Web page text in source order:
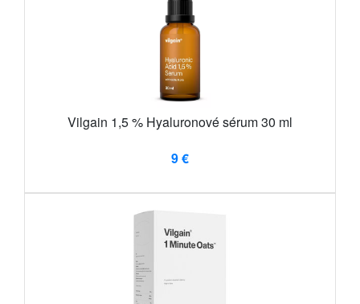
Vilgain 1,5 % Hyaluronové sérum 30 ml
9 €